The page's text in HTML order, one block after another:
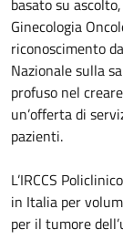
basato su
Ginecologia
riconoscimento
Nazionale sulla
profuso nel
un’offerta di
pazienti.
L’IRCCS
in Italia per
per il tumore